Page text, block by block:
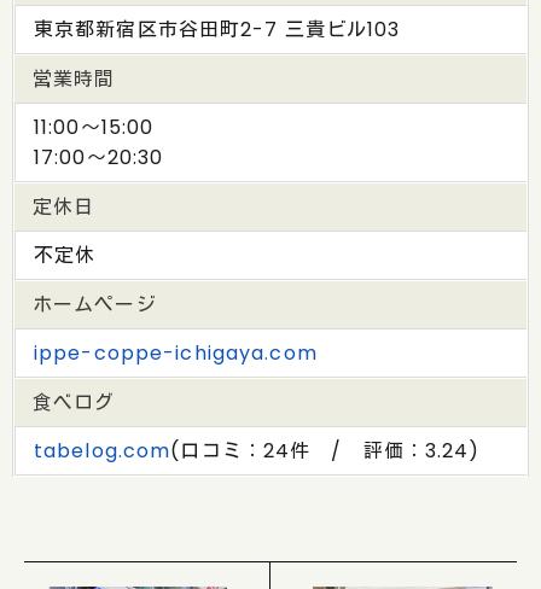
東京都新宿区市谷田町2-7 三貴ビル103
営業時間
11:00〜15:00
17:00〜20:30
定休日
不定休
ホームページ
ippe-coppe-ichigaya.com
食べログ
tabelog.com(口コミ：24件 / 評価：3.24)